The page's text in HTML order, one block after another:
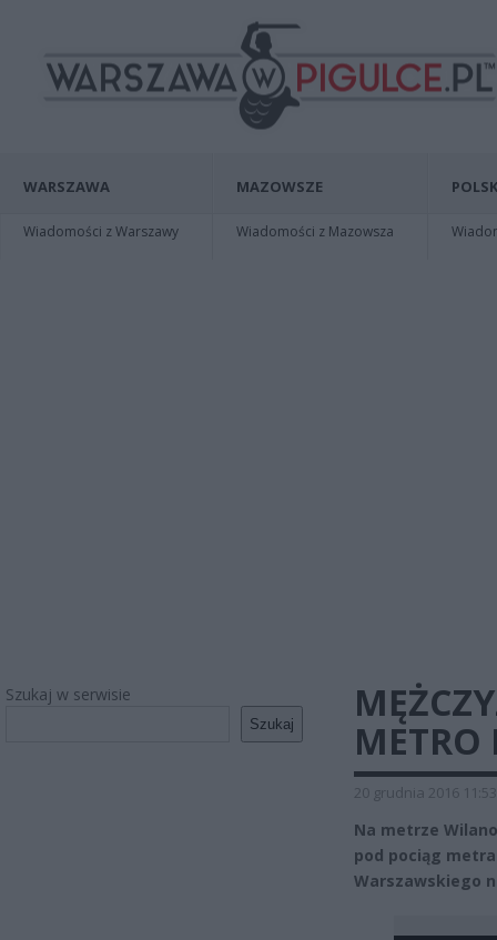
WARSZAWA
Wiadomości z Warszawy
MAZOWSZE
Wiadomości z Mazowsza
Szukaj w serwisie
Szukaj
METRO
20 grudnia 2016 11:53
Na metrze
pod pociąg
Warszawskiego